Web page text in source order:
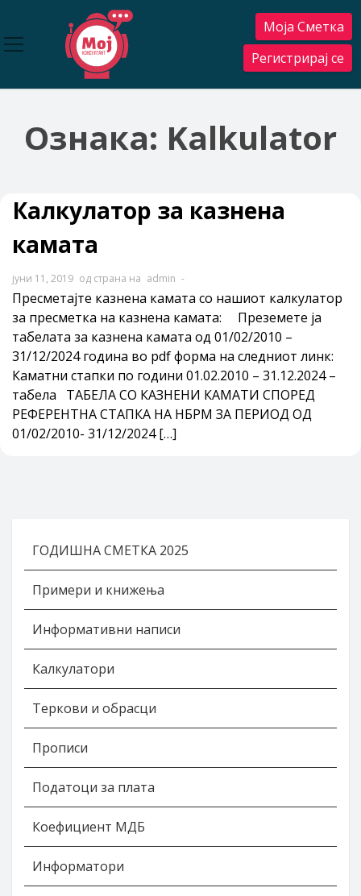
содржината
Моја Сметка
Регистрирај се
Ознака: Kalkulator
Калкулатор за казнена
камата
јуни 11, 2019 од страна на admin -
Пресметајте казнена камата со нашиот калкулатор
за пресметка на казнена камата: Преземете ја
табелата за казнена камата од 01/02/2010 –
31/12/2024 година во pdf форма на следниот линк:
Каматни стапки по години 01.02.2010 – 31.12.2024 –
табела ТАБЕЛА СО КАЗНЕНИ КАМАТИ СПОРЕД
РЕФЕРЕНТНА СТАПКА НА НБРМ ЗА ПЕРИОД ОД
01/02/2010- 31/12/2024 […]
ГОДИШНА СМЕТКА 2025
Примери и книжења
Информативни написи
Калкулатори
Теркови и обрасци
Прописи
Податоци за плата
Коефициент МДБ
Информатори